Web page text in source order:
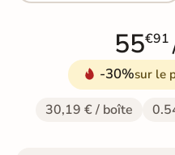
55€91
-30%sur le
30,19 € / boîte